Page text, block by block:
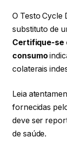
O Testo Cycle
substituto de
Certifique-se
consumo
colaterais
Leia
fornecidas
deve ser
de saúde.